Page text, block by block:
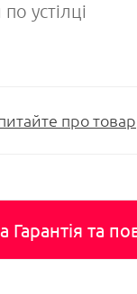
устілці
про товар
Гарантія та